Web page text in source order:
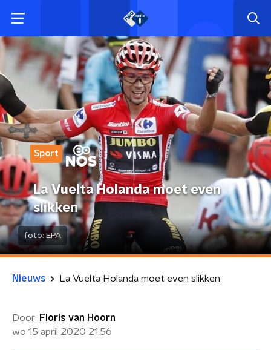
Sport
La Vuelta Holanda moet even
slikken
foto: EPA
Nieuws La Vuelta Holanda moet even slikken
Door: Floris van Hoorn
wo 15 april 2020 21:56